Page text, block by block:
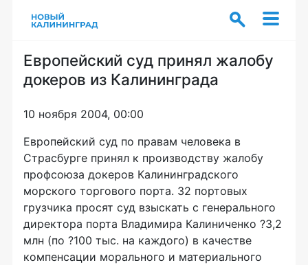
Европейский суд принял жалобу
докеров из Калининграда
10 ноября 2004, 00:00
Европейский суд по правам человека в
Страсбурге принял к производству жалобу
профсоюза докеров Калининградского
морского торгового порта. 32 портовых
грузчика просят суд взыскать с генерального
директора порта Владимира Калиниченко ?3,2
млн (по ?100 тыс. на каждого) в качестве
компенсации морального и материального